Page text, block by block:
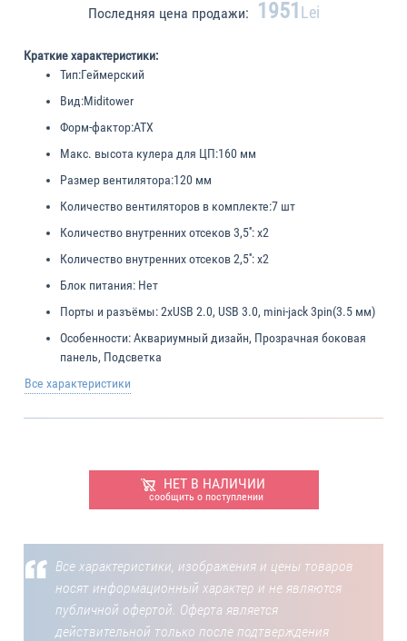
Последняя цена продажи: 1951Lei
Краткие характеристики:
Тип:Геймерский
Вид:Miditower
Форм-фактор:ATX
Макс. высота кулера для ЦП:160 мм
Размер вентилятора:120 мм
Количество вентиляторов в комплекте:7 шт
Количество внутренних отсеков 3,5'':x2
Количество внутренних отсеков 2,5'':x2
Блок питания: Нет
Порты и разъёмы:2xUSB 2.0, USB 3.0, mini-jack 3pin(3.5 мм)
Особенности:Аквариумный дизайн, Прозрачная боковая
панель, Подсветка
Все характеристики
НЕТ В НАЛИЧИИ
сообщить о поступлении
Все характеристики, изображения и цены товаров
носят информационный характер и не являются
публичной офертой. Оферта является
действительной только после подтверждения